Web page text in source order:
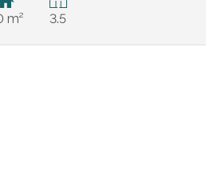
m² 3.5